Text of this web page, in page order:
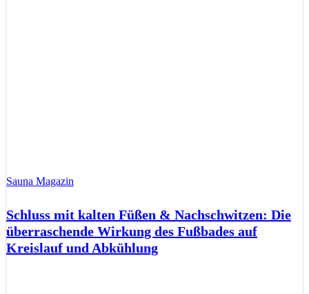
Sauna Magazin
Schluss mit kalten Füßen & Nachschwitzen: Die
überraschende Wirkung des Fußbades auf
Kreislauf und Abkühlung